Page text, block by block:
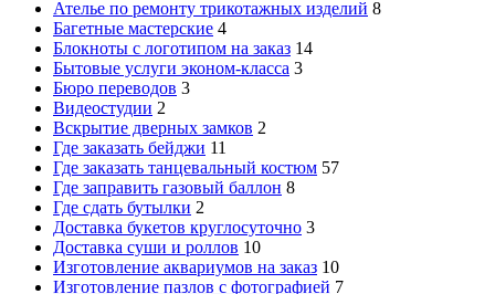
Ателье по ремонту трикотажных изделий 8
Багетные мастерские 4
Блокноты с логотипом на заказ 14
Бытовые услуги эконом-класса 3
Бюро переводов 3
Видеостудии 2
Вскрытие дверных замков 2
Где заказать бейджи 11
Где заказать танцевальный костюм 57
Где заправить газовый баллон 8
Где сдать бутылки 2
Доставка букетов круглосуточно 3
Доставка суши и роллов 10
Изготовление аквариумов на заказ 10
Изготовление пазлов с фотографией 7